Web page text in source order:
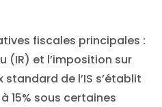
fiscales principales :
(IR) et l’imposition sur
de l’IS s’établit
15% sous certaines